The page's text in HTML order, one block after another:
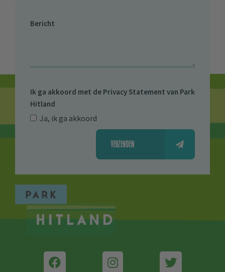
Bericht
Ik ga akkoord met de Privacy Statement van Park
Hitland
Ja, ik ga akkoord
VERZENDEN